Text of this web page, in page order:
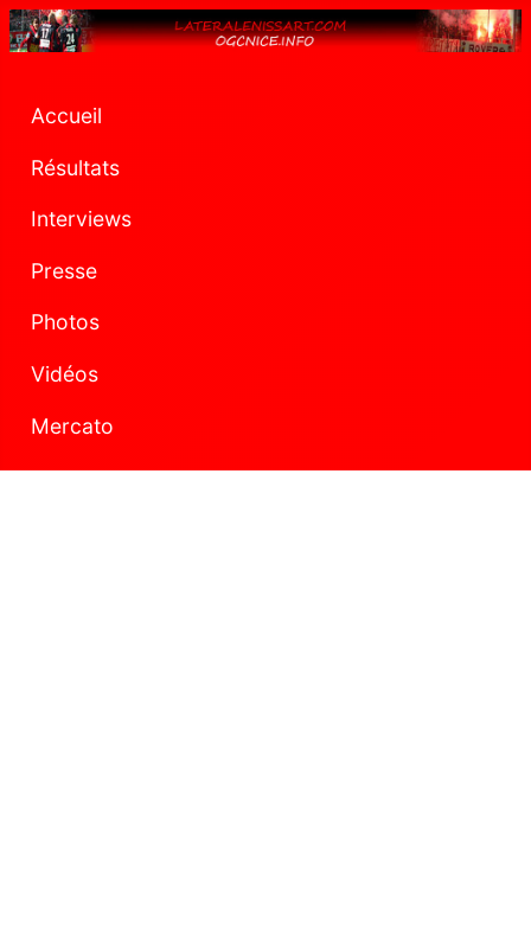
Accueil
Résultats
Interviews
Presse
Photos
Vidéos
Mercato